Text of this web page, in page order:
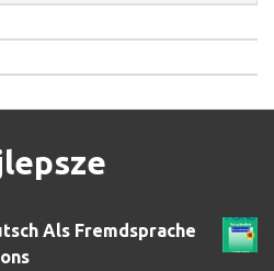
Als Fremdsprache